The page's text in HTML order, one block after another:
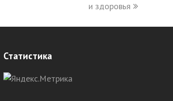
и здоровья
Статистика